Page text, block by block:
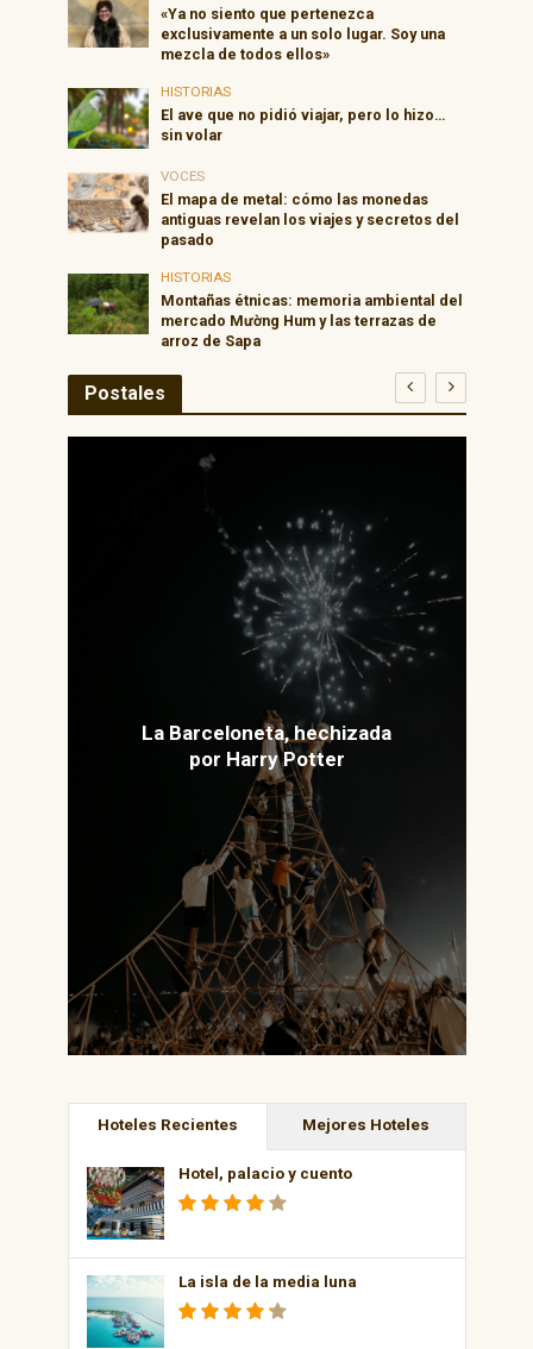
«Ya no siento que pertenezca
exclusivamente a un solo lugar. Soy una
mezcla de todos ellos»
HISTORIAS
El ave que no pidió viajar, pero lo hizo…
sin volar
VOCES
El mapa de metal: cómo las monedas
antiguas revelan los viajes y secretos del
pasado
HISTORIAS
Montañas étnicas: memoria ambiental del
mercado Mường Hum y las terrazas de
arroz de Sapa
Postales
La Barceloneta, hechizada
por Harry Potter
Hoteles Recientes Mejores Hoteles
Hotel, palacio y cuento
La isla de la media luna